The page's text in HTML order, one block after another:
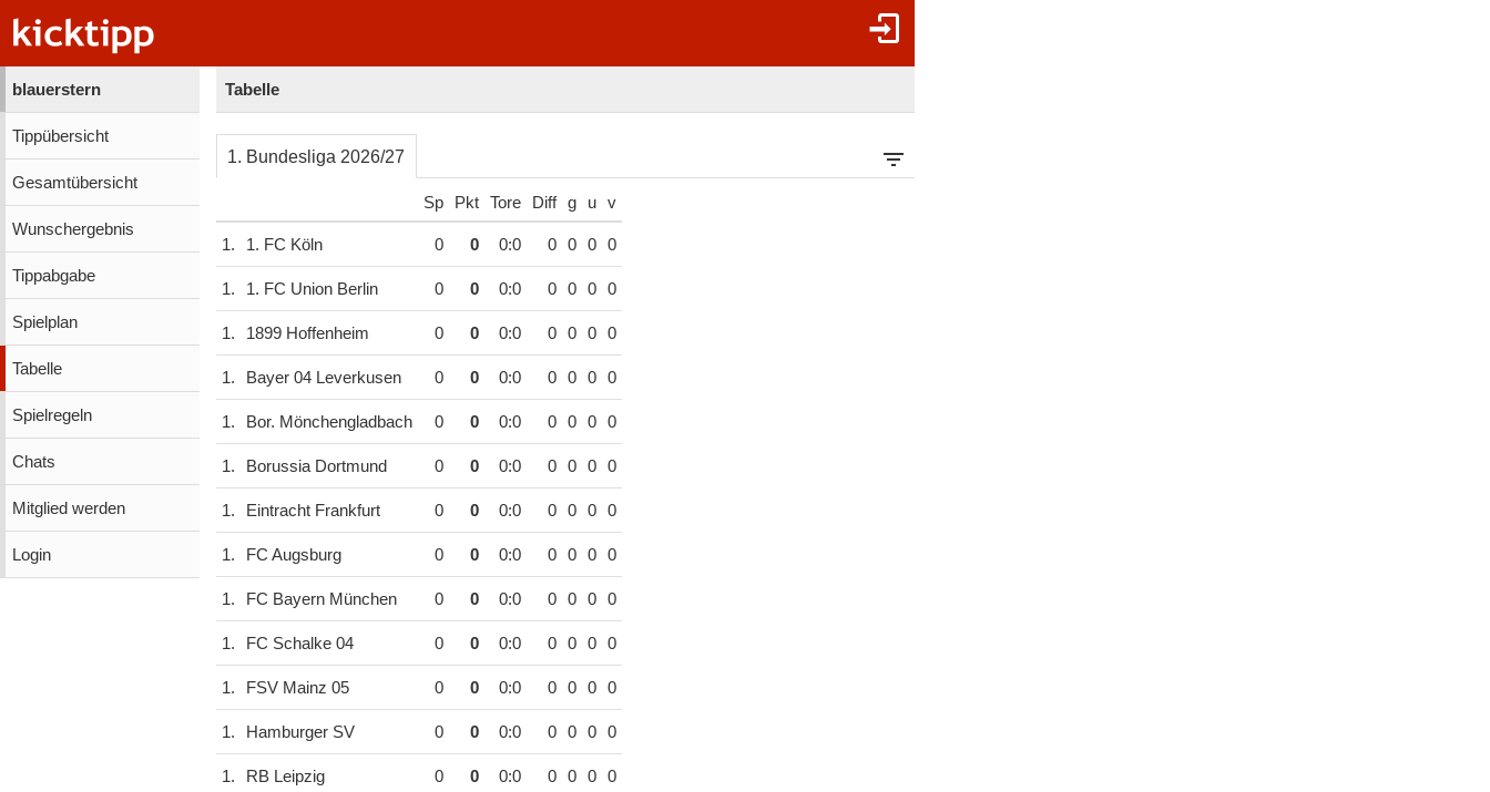
blauerstern
Tippübersicht
Gesamtübersicht
Wunschergebnis
Tippabgabe
Spielplan
Tabelle
Spielregeln
Chats
Mitglied werden
Login
Tabelle
1. Bundesliga 2026/27
Sp Pkt Tore Diff g u v
1. 1. FC Köln 0 0 0:0 0 0 0 0
1. 1. FC Union Berlin 0 0 0:0 0 0 0 0
1. 1899 Hoffenheim 0 0 0:0 0 0 0 0
1. Bayer 04 Leverkusen 0 0 0:0 0 0 0 0
1. Bor. Mönchengladbach 0 0 0:0 0 0 0 0
1. Borussia Dortmund 0 0 0:0 0 0 0 0
1. Eintracht Frankfurt 0 0 0:0 0 0 0 0
1. FC Augsburg 0 0 0:0 0 0 0 0
1. FC Bayern München 0 0 0:0 0 0 0 0
1. FC Schalke 04 0 0 0:0 0 0 0 0
1. FSV Mainz 05 0 0 0:0 0 0 0 0
1. Hamburger SV 0 0 0:0 0 0 0 0
1. RB Leipzig 0 0 0:0 0 0 0 0